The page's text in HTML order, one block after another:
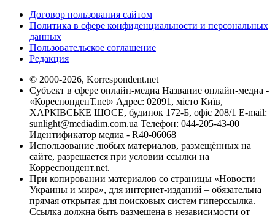
Договор пользования сайтом
Политика в сфере конфиденциальности и персональных
данных
Пользовательское соглашение
Редакция
© 2000-2026, Korrespondent.net
Субъект в сфере онлайн-медиа Название онлайн-медиа -
«КореспонденТ.net» Адрес: 02091, місто Київ,
ХАРКІВСЬКЕ ШОСЕ, будинок 172-Б, офіс 208/1 E-mail:
sunlight@mediadim.com.ua Телефон: 044-205-43-00
Идентификатор медиа - R40-06068
Использование любых материалов, размещённых на
сайте, разрешается при условии ссылки на
Корреспондент.net.
При копировании материалов со страницы «Новости
Украины и мира», для интернет-изданий – обязательна
прямая открытая для поисковых систем гиперссылка.
Ссылка должна быть размещена в независимости от